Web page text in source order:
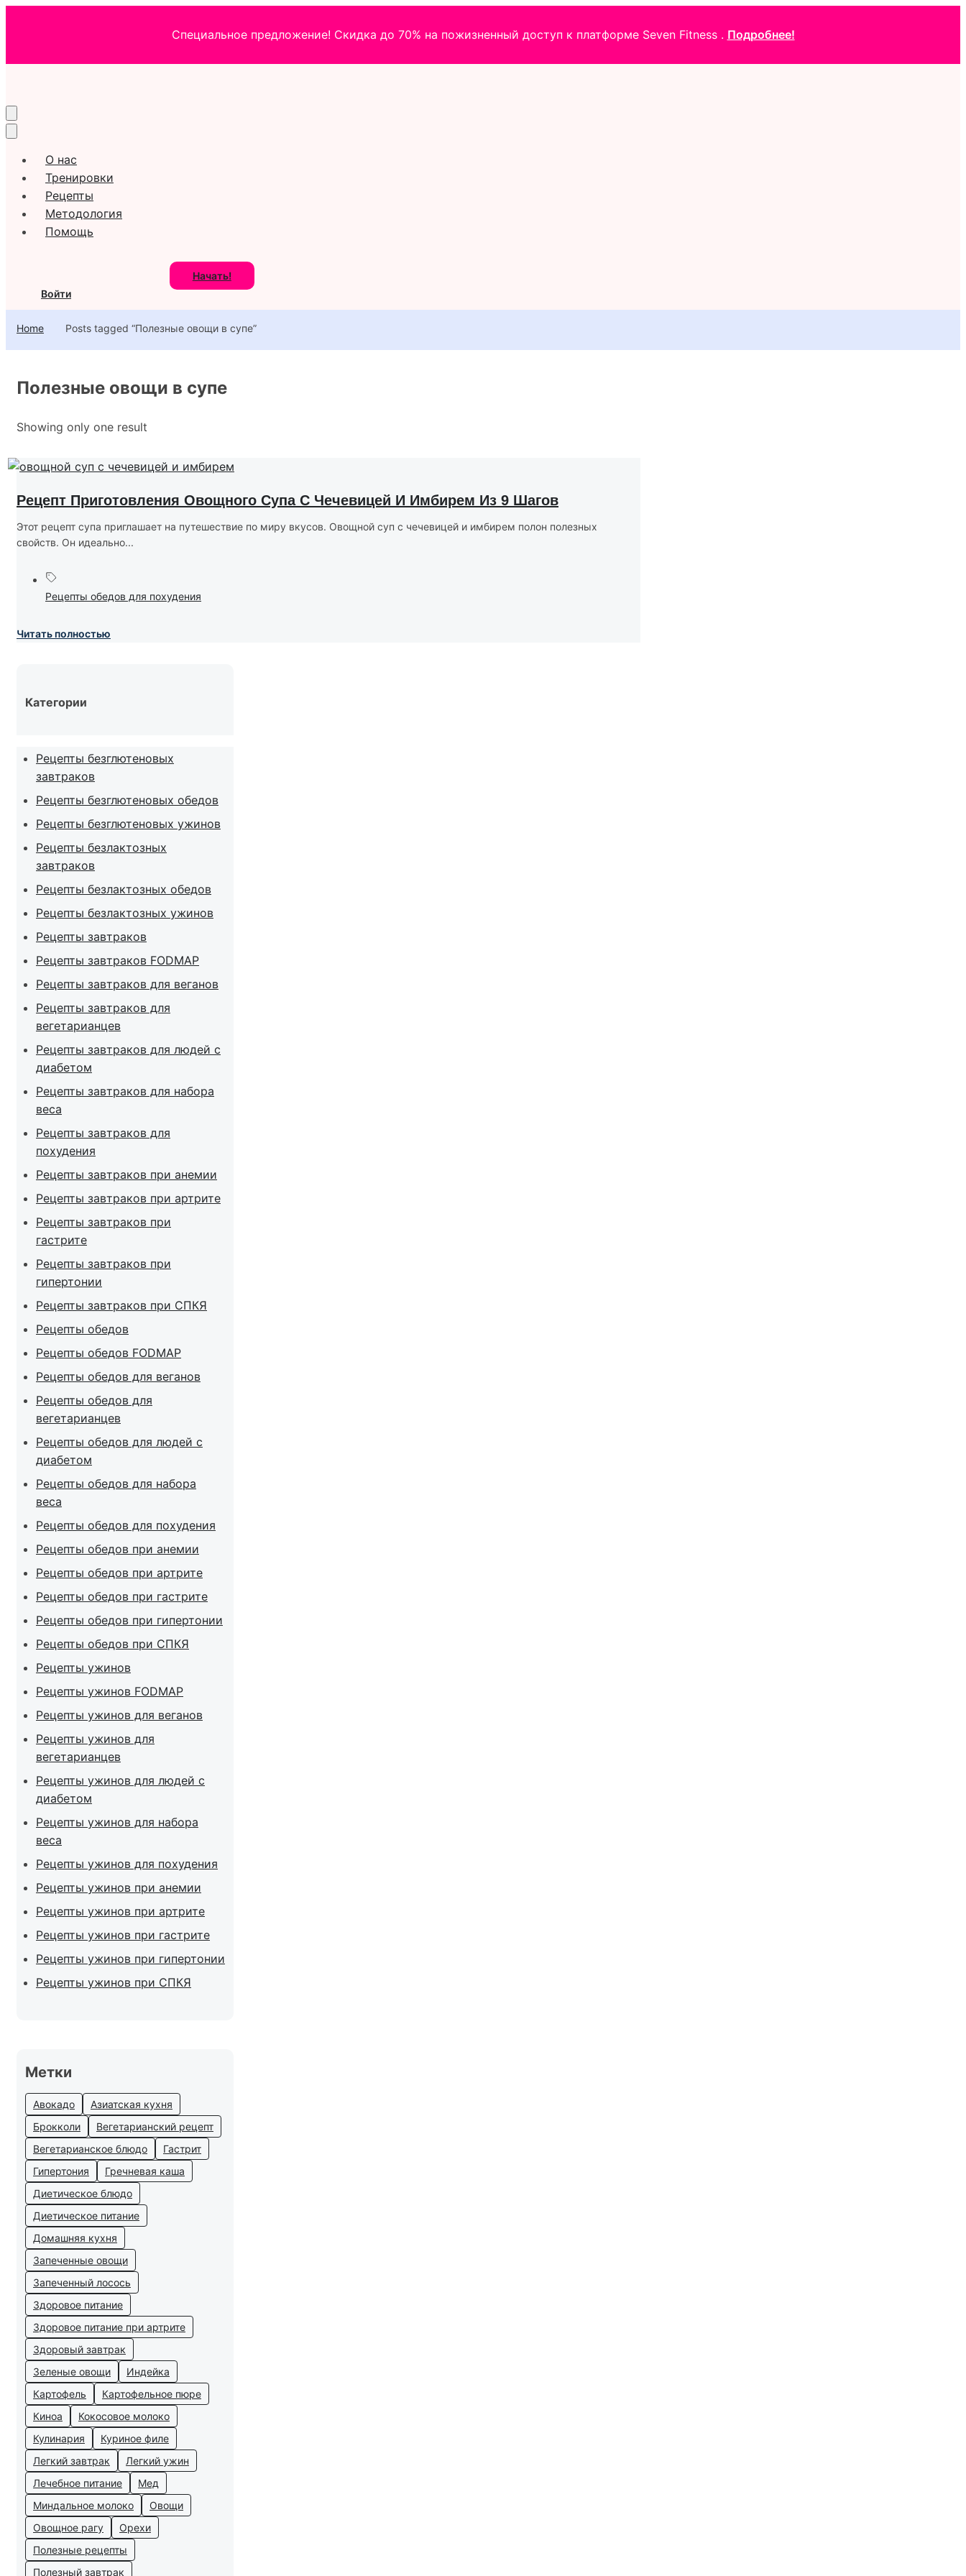
Специальное предложение! Скидка до 70% на пожизненный доступ к платформе Seven Fitness . Подробнее!
О нас
Тренировки
Рецепты
Методология
Помощь
Начать!
Войти
Home Posts tagged “Полезные овощи в супе”
Полезные овощи в супе
Showing only one result
Рецепт Приготовления Овощного Супа С Чечевицей И Имбирем Из 9 Шагов
Этот рецепт супа приглашает на путешествие по миру вкусов. Овощной суп с чечевицей и имбирем полон полезных
свойств. Он идеально...
Рецепты обедов для похудения
Читать полностью
Категории
Рецепты безглютеновых
завтраков
Рецепты безглютеновых обедов
Рецепты безглютеновых ужинов
Рецепты безлактозных
завтраков
Рецепты безлактозных обедов
Рецепты безлактозных ужинов
Рецепты завтраков
Рецепты завтраков FODMAP
Рецепты завтраков для веганов
Рецепты завтраков для
вегетарианцев
Рецепты завтраков для людей с
диабетом
Рецепты завтраков для набора
веса
Рецепты завтраков для
похудения
Рецепты завтраков при анемии
Рецепты завтраков при артрите
Рецепты завтраков при
гастрите
Рецепты завтраков при
гипертонии
Рецепты завтраков при СПКЯ
Рецепты обедов
Рецепты обедов FODMAP
Рецепты обедов для веганов
Рецепты обедов для
вегетарианцев
Рецепты обедов для людей с
диабетом
Рецепты обедов для набора
веса
Рецепты обедов для похудения
Рецепты обедов при анемии
Рецепты обедов при артрите
Рецепты обедов при гастрите
Рецепты обедов при гипертонии
Рецепты обедов при СПКЯ
Рецепты ужинов
Рецепты ужинов FODMAP
Рецепты ужинов для веганов
Рецепты ужинов для
вегетарианцев
Рецепты ужинов для людей с
диабетом
Рецепты ужинов для набора
веса
Рецепты ужинов для похудения
Рецепты ужинов при анемии
Рецепты ужинов при артрите
Рецепты ужинов при гастрите
Рецепты ужинов при гипертонии
Рецепты ужинов при СПКЯ
Метки
Авокадо
Азиатская кухня
Брокколи
Вегетарианский рецепт
Вегетарианское блюдо
Гастрит
Гипертония
Гречневая каша
Диетическое блюдо
Диетическое питание
Домашняя кухня
Запеченные овощи
Запеченный лосось
Здоровое питание
Здоровое питание при артрите
Здоровый завтрак
Зеленые овощи
Индейка
Картофель
Картофельное пюре
Киноа
Кокосовое молоко
Кулинария
Куриное филе
Легкий завтрак
Легкий ужин
Лечебное питание
Мед
Миндальное молоко
Овощи
Овощное рагу
Орехи
Полезные рецепты
Полезный завтрак